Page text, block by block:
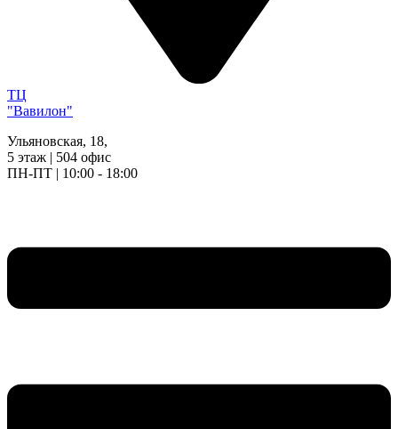
ТЦ
"Вавилон"
Ульяновская, 18,
5 этаж | 504 офис
ПН-ПТ | 10:00 - 18:00